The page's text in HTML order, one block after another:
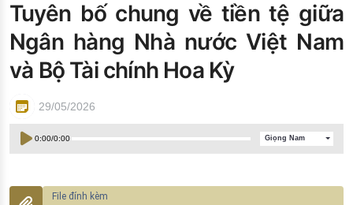
Đào tạo ISO
Tuyên bố chung về tiền tệ giữa
Ngân hàng Nhà nước Việt Nam
và Bộ Tài chính Hoa Kỳ
29/05/2026
0:00/0:00 Giọng Nam